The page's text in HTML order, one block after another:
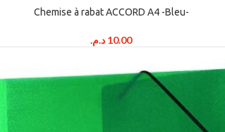
Chemise à rabat ACCORD A4 -Bleu-
10.00 د.م.